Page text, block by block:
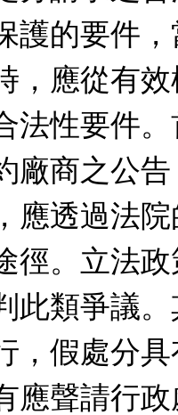
護的要件
，應從有
法性要件
廠商之公
應透過法
徑。立法
此類爭議
，假處分
應聲請行